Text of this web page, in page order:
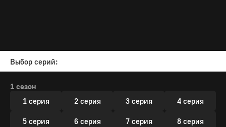
Выбор серий:
1 сезон
1 серия
2 серия 3 серия 4 серия
5 серия 6 серия 7 серия 8 серия